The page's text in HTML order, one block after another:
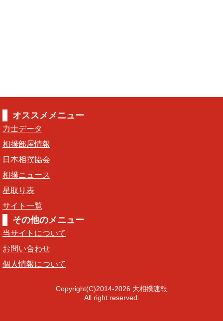
オススメメニュー
力士データ
相撲部屋情報
日本相撲協会
相撲ニュース
星取り表
サイト一覧
その他のメニュー
当サイトについて
お問い合わせ
個人情報について
Copyright(C)2014-2026 大相撲速報
All right reserved.